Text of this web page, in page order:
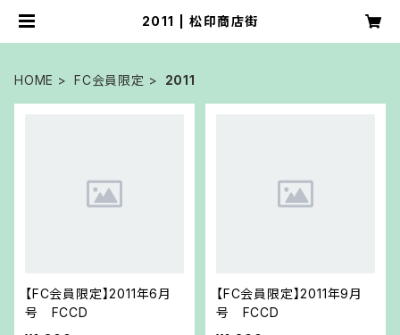
2011 | 松印商店街
HOME FC会員限定 2011
【FC会員限定】2011年6月
号 FCCD
【FC会員限定】2011年9月
号 FCCD